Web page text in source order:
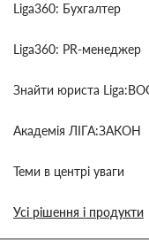
Liga360: Бухгалтер
Liga360: PR-менеджер
Знайти юриста
Академія ЛІГА:ЗАКОН
Теми в центрі уваги
Усі рішення і продукти